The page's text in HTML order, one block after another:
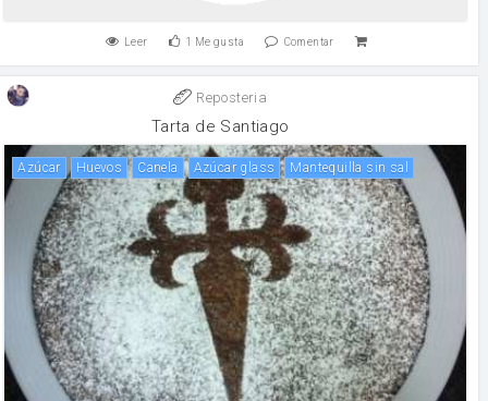
Leer 1 Me gusta Comentar
Reposteria
Tarta de Santiago
Azúcar huevos canela Azúcar glass mantequilla sin sal